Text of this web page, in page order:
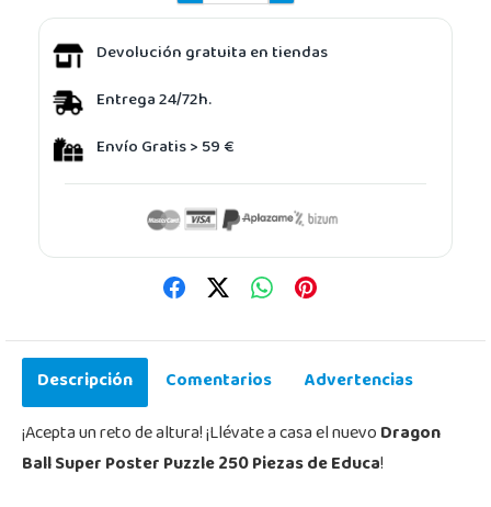
Devolución gratuita en tiendas
Entrega 24/72h.
Envío Gratis > 59 €
Descripción Comentarios
Advertencias
¡Acepta un reto de altura! ¡Llévate a casa el nuevoDragon
Ball Super Poster Puzzle 250 Piezas de Educa!